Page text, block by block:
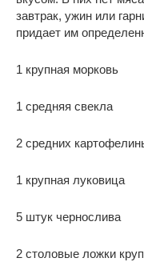
завтрак, ужин или
придает им
1 крупная морковь
1 средняя свекла
2 средних
1 крупная луковица
5 штук чернослива
2 столовые ложки